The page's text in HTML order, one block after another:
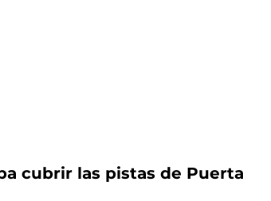
cubrir las pistas de Puerta